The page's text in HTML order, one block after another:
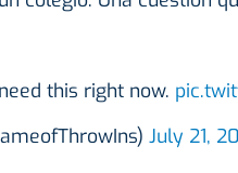
this right now.
July 21,